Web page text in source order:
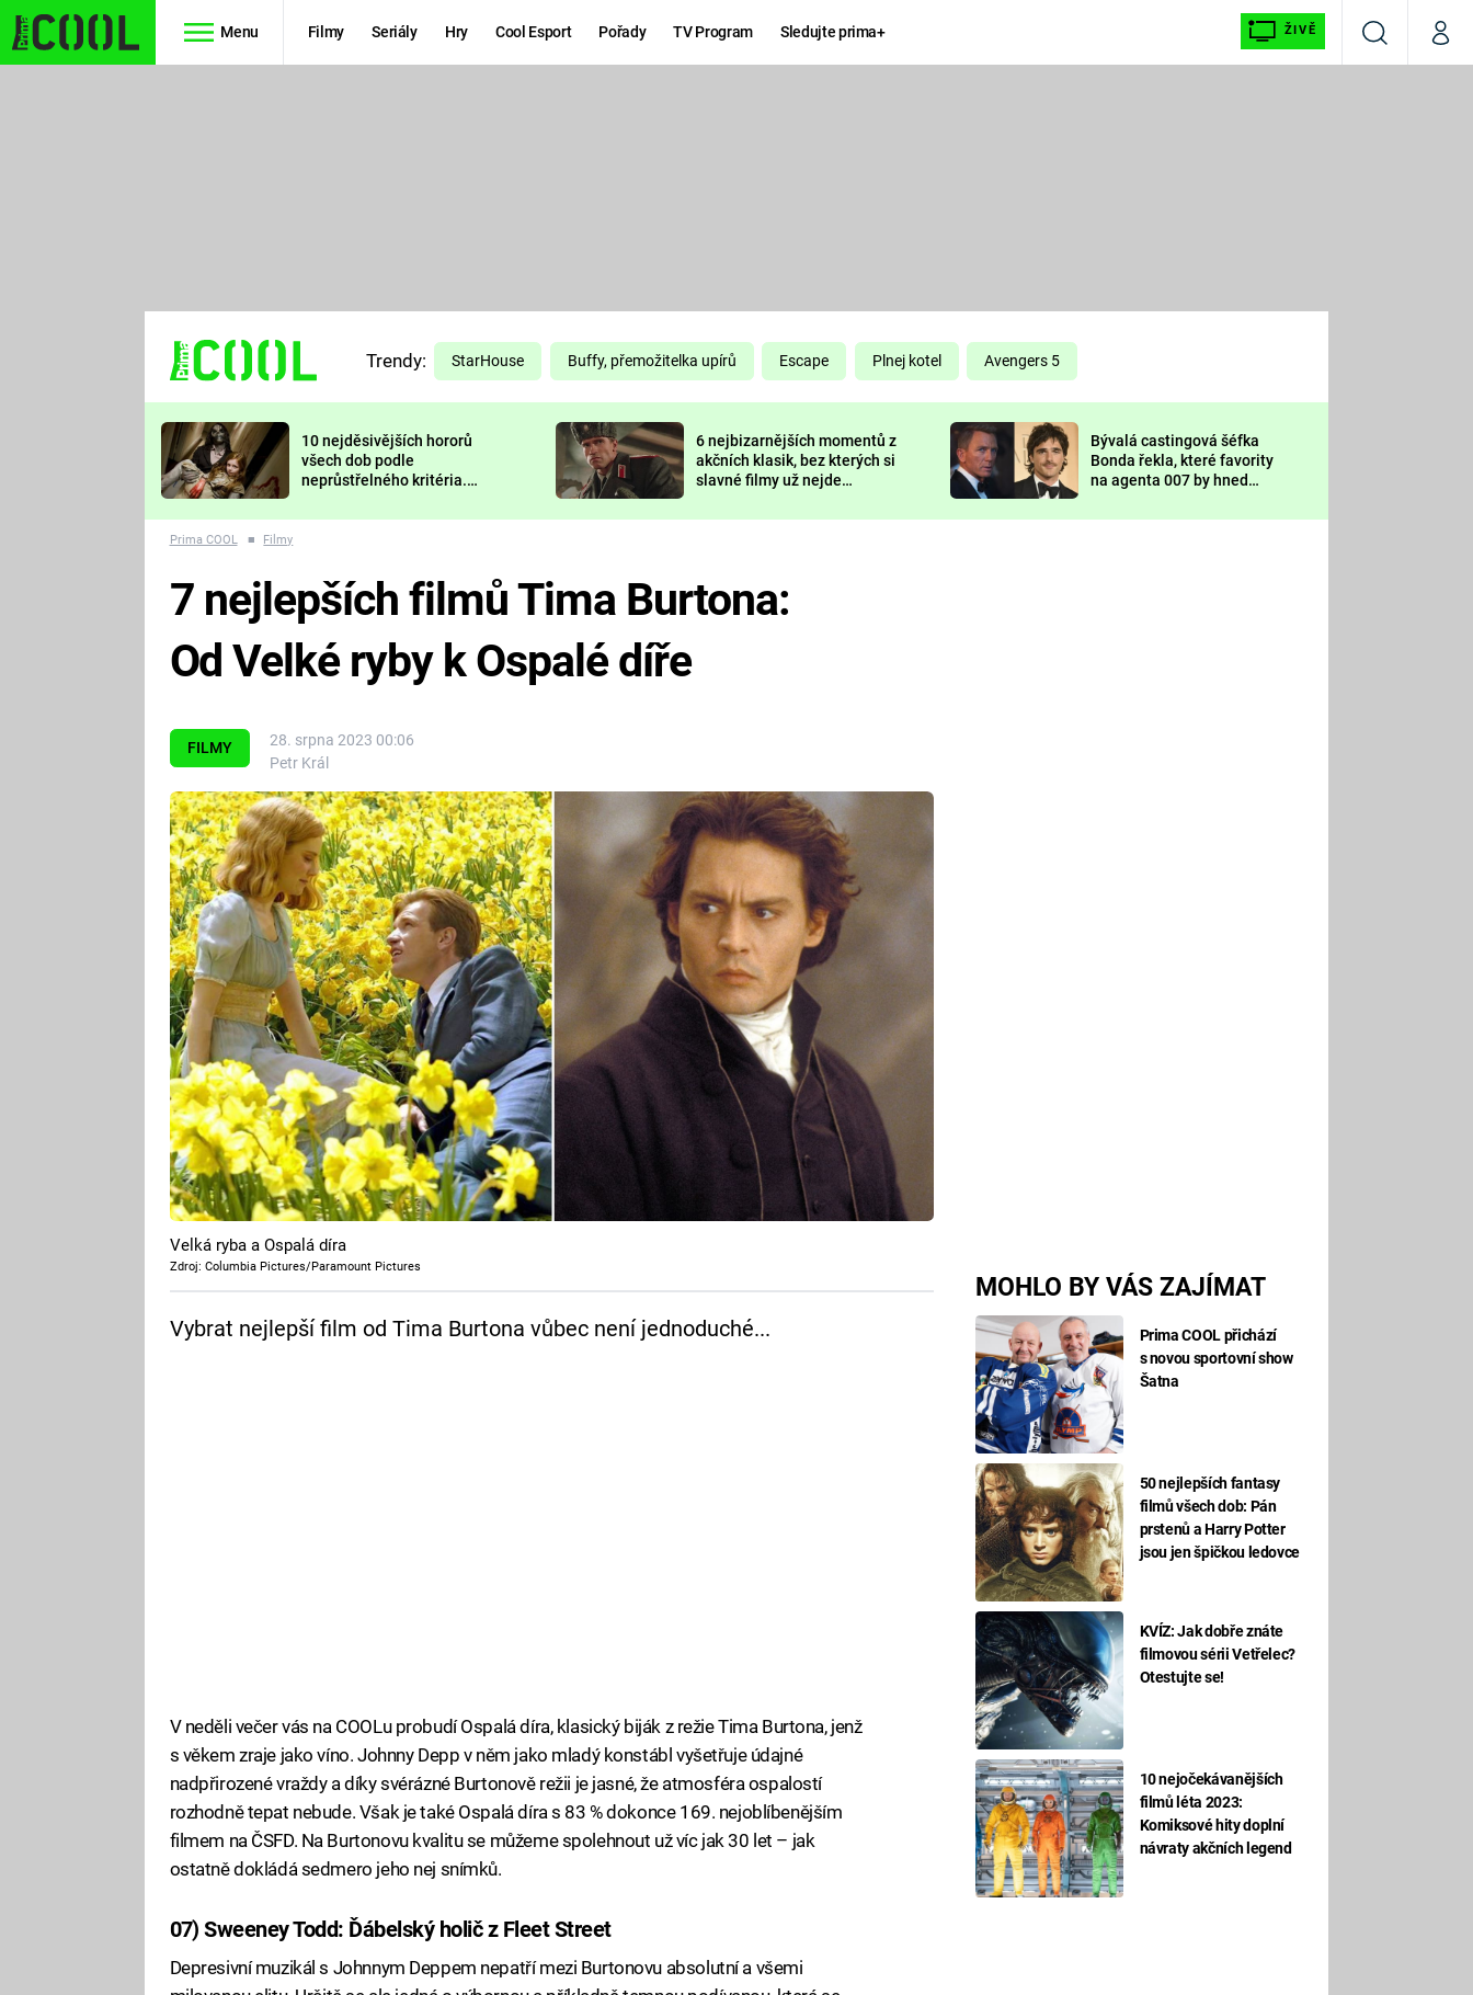
Menu Filmy Seriály Hry Cool Esport Pořady TV Program Sledujte prima+ ŽIVĚ
VyhledáváníMůj
TŘESKU
FUTURAMA
PREDÁTOR
DELIVERANCE
KOMEDIE
CHUCK
NORRIS
DEADPOOL
Prima LAJK
Sledujte nás
Trendy: StarHouse Buffy, přemožitelka upírů Escape Plnej kotel Avengers 5
10 nejděsivějších hororů
všech dob podle
neprůstřelného kritéria.
nejvíc zvednou tep?
6 nejbizarnějších momentů z
akčních klasik, bez kterých si
slavné filmy už nejde
Bývalá castingová šéfka
Bonda řekla, které favority
na agenta 007 by hned
Prima COOL ■ Filmy
FILMY
28. srpna 2023 00:06
Petr Král
MOHLO BY VÁS ZAJÍMAT
Prima COOL přichází
s novou sportovní show
Šatna
50 nejlepších fantasy
filmů všech dob: Pán
prstenů a Harry Potter
jsou jen špičkou ledovce
KVÍZ: Jak dobře znáte
filmovou sérii Vetřelec?
Otestujte se!
10 nejočekávanějších
filmů léta 2023:
Komiksové hity doplní
návraty akčních legend
7 nejlepších filmů Tima Burtona:
Od Velké ryby k Ospalé díře
Velká ryba a Ospalá díra
Zdroj: Columbia Pictures/Paramount Pictures
Vybrat nejlepší film od Tima Burtona vůbec není jednoduché...
V neděli večer vás na COOLu probudí Ospalá díra, klasický biják z režie Tima Burtona, jenž
s věkem zraje jako víno. Johnny Depp v něm jako mladý konstábl vyšetřuje údajné
nadpřirozené vraždy a díky svérázné Burtonově režii je jasné, že atmosféra ospalostí
rozhodně tepat nebude. Však je také Ospalá díra s 83 % dokonce 169. nejoblíbenějším
filmem na ČSFD. Na Burtonovu kvalitu se můžeme spolehnout už víc jak 30 let – jak
ostatně dokládá sedmero jeho nej snímků.
07) Sweeney Todd: Ďábelský holič z Fleet Street
Depresivní muzikál s Johnnym Deppem nepatří mezi Burtonovu absolutní a všemi